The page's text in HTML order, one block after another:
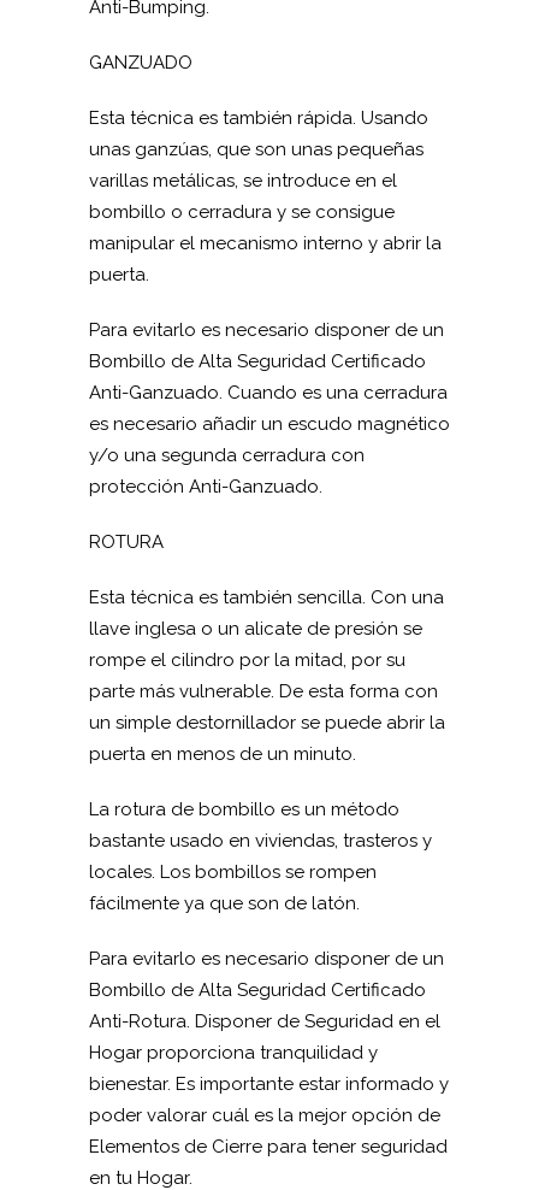
Anti-Bumping.
GANZUADO
Esta técnica es también rápida. Usando
unas ganzúas, que son unas pequeñas
varillas metálicas, se introduce en el
bombillo o cerradura y se consigue
manipular el mecanismo interno y abrir la
puerta.
Para evitarlo es necesario disponer de un
Bombillo de Alta Seguridad Certificado
Anti-Ganzuado. Cuando es una cerradura
es necesario añadir un escudo magnético
y/o una segunda cerradura con
protección Anti-Ganzuado.
ROTURA
Esta técnica es también sencilla. Con una
llave inglesa o un alicate de presión se
rompe el cilindro por la mitad, por su
parte más vulnerable. De esta forma con
un simple destornillador se puede abrir la
puerta en menos de un minuto.
La rotura de bombillo es un método
bastante usado en viviendas, trasteros y
locales. Los bombillos se rompen
fácilmente ya que son de latón.
Para evitarlo es necesario disponer de un
Bombillo de Alta Seguridad Certificado
Anti-Rotura. Disponer de Seguridad en el
Hogar proporciona tranquilidad y
bienestar. Es importante estar informado y
poder valorar cuál es la mejor opción de
Elementos de Cierre para tener seguridad
en tu Hogar.